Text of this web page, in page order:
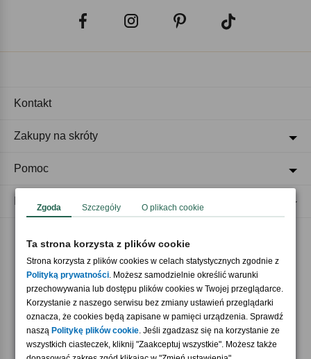
Akceptujemy płatności
Nasi partnerzy
Kontakt
Zakupy na skróty
Pomoc
Zgoda Szczegóły O plikach cookie
Ta strona korzysta z plików cookie
Strona korzysta z plików cookies w celach statystycznych zgodnie z
Polityką prywatności. Możesz samodzielnie określić warunki
przechowywania lub dostępu plików cookies w Twojej przeglądarce.
Korzystanie z naszego serwisu bez zmiany ustawień przeglądarki
oznacza, że cookies będą zapisane w pamięci urządzenia. Sprawdź
naszą Politykę plików cookie. Jeśli zgadzasz się na korzystanie ze
wszystkich ciasteczek, kliknij "Zaakceptuj wszystkie". Możesz także